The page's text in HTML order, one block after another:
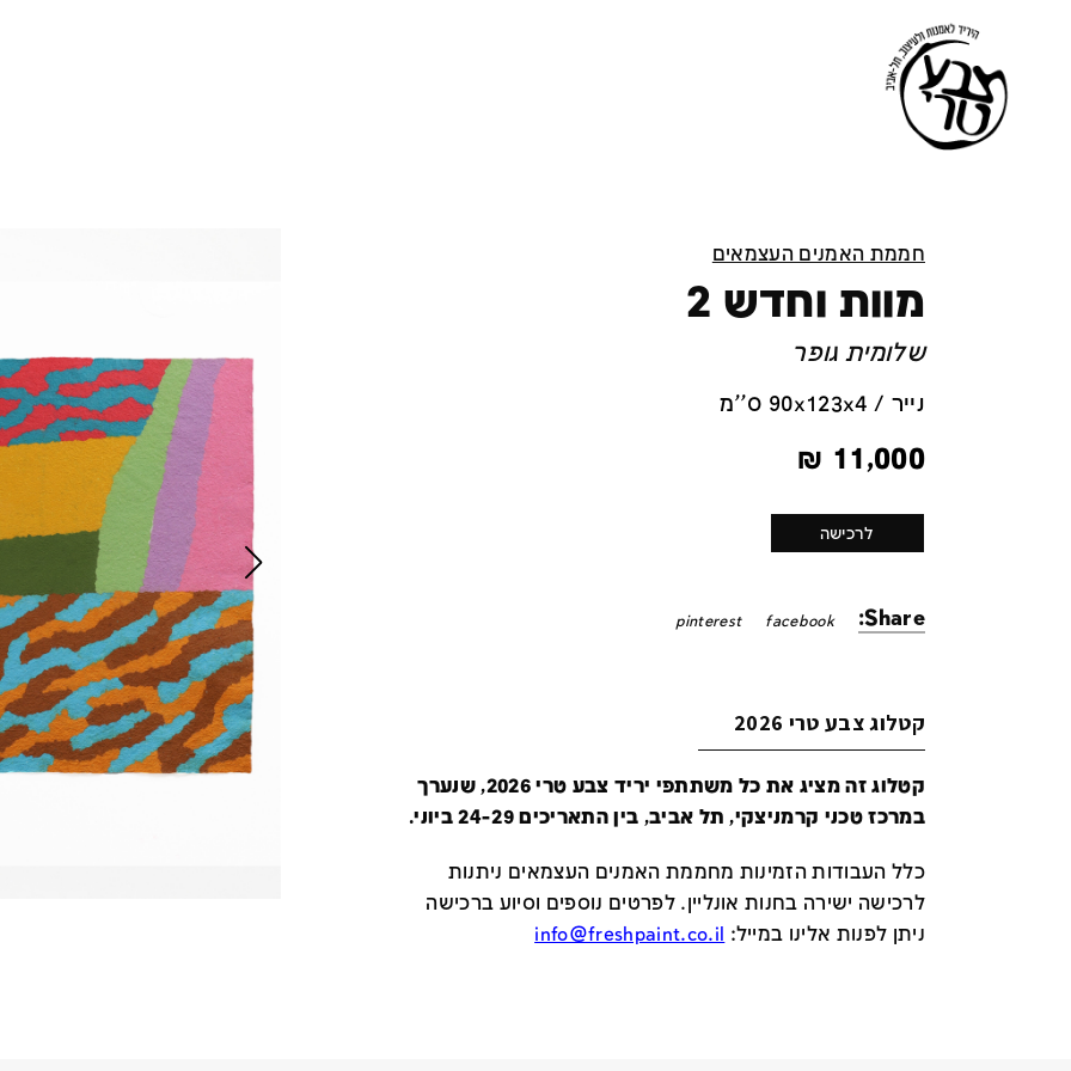
חממת האמנים העצמאים
מוות וחדש 2
שלומית גופר
נייר / 90x123x4 ס''מ
11,000
₪
לרכישה
Share:
facebook
pinterest
קטלוג צבע טרי 2026
קטלוג זה מציג את כל משתתפי יריד צבע טרי 2026, שנערך
במרכז טכני קרמניצקי, תל אביב, בין התאריכים 24-29 ביוני.
כלל העבודות הזמינות מחממת האמנים העצמאים ניתנות
לרכישה ישירה בחנות אונליין.לפרטים נוספים וסיוע ברכישה
ניתן לפנות אלינו במייל:
info@freshpaint.co.il